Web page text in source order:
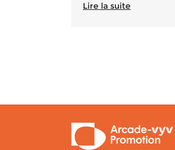
Lire la suite